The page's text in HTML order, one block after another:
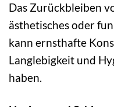
Das Zurückbleiben
ästhetisches oder
kann ernsthafte
Langlebigkeit und
haben.